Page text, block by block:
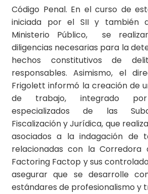
Código Penal. En el curso de
iniciada por el SII y también
Ministerio Público, se
diligencias necesarias para la
hechos constitutivos de
responsables. Asimismo, el
Frigolett informó la creación de
de trabajo, integrado por
especializados de las
Fiscalización y Jurídica, que
asociados a la indagación de
relacionadas con la Corredora
Factoring Factop y sus
asegurar que se desarrolle
estándares de profesionalismo y